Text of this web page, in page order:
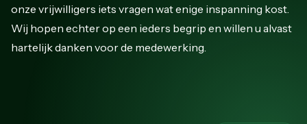
onze vrijwilligers iets vragen wat enige inspanning kost.
Wij hopen echter op een ieders begrip en willen u alvast
hartelijk danken voor de medewerking.